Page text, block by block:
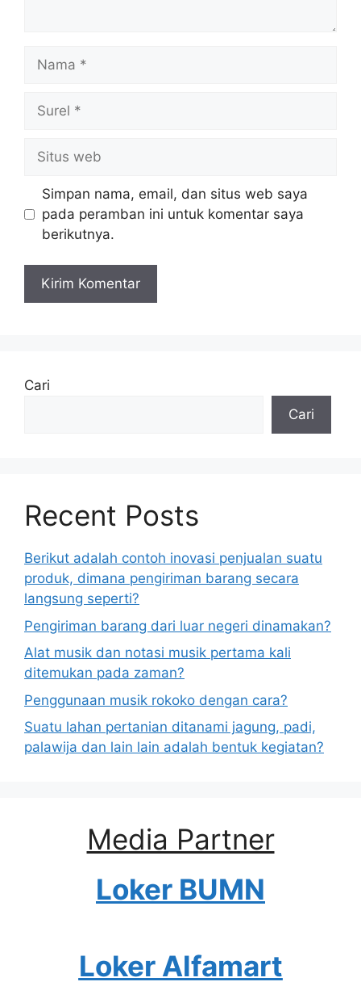
web
Simpan nama, email, dan situs web saya
pada peramban ini untuk komentar saya
berikutnya.
Cari
Cari
Recent Posts
Berikut adalah contoh inovasi penjualan suatu
produk, dimana pengiriman barang secara
langsung seperti?
Pengiriman barang dari luar negeri dinamakan?
Alat musik dan notasi musik pertama kali
ditemukan pada zaman?
Penggunaan musik rokoko dengan cara?
Suatu lahan pertanian ditanami jagung, padi,
palawija dan lain lain adalah bentuk kegiatan?
Media Partner
Loker BUMN
Loker Alfamart